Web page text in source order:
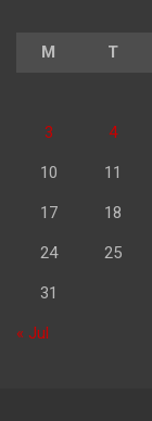
M T
3 4
10 11
17 18
24 25
31
« Jul